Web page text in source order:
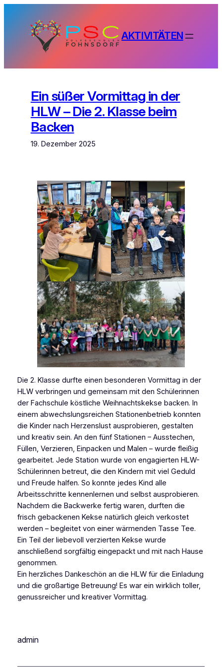
springen
AKTIVITÄTEN
Ein süßer Vormittag in der
HLW – Die 2. Klasse beim
Backen
19. Dezember 2025
Die 2. Klasse durfte einen besonderen Vormittag in der
HLW verbringen und gemeinsam mit den Schülerinnen
der Fachschule köstliche Weihnachtskekse backen. In
einem abwechslungsreichen Stationenbetrieb konnten
die Kinder nach Herzenslust ausprobieren, gestalten
und kreativ sein. An den fünf Stationen – Ausstechen,
Füllen, Verzieren, Einpacken und Malen – wurde fleißig
gearbeitet. Jede Station wurde von engagierten HLW-
Schülerinnen betreut, die den Kindern mit viel Geduld
und Freude halfen. So konnte jedes Kind alle
Arbeitsschritte kennenlernen und selbst ausprobieren.
Nachdem die Backwerke fertig waren, durften die
frisch gebackenen Kekse natürlich gleich verkostet
werden – begleitet von einer wärmenden Tasse Tee.
Ein Teil der liebevoll verzierten Kekse wurde
anschließend sorgfältig eingepackt und mit nach Hause
genommen.
Ein herzliches Dankeschön an die HLW für die Einladung
und die großartige Betreuung! Es war ein wirklich toller,
genussreicher und kreativer Vormittag.
admin